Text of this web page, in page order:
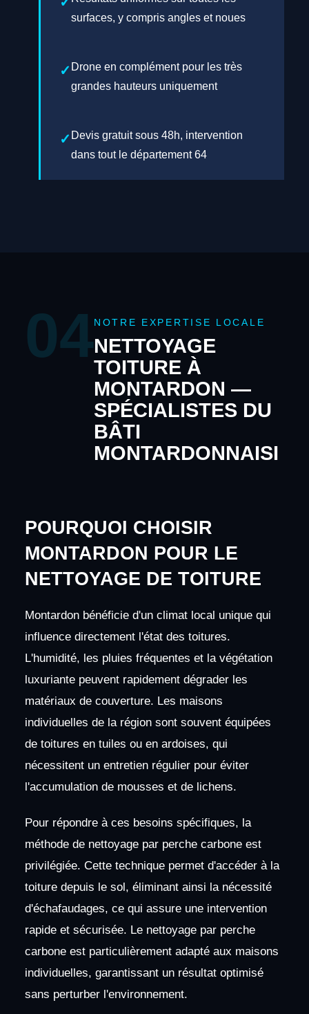
surfaces, y compris angles et noues
Drone en complément pour les très
grandes hauteurs uniquement
Devis gratuit sous 48h, intervention
dans tout le département 64
04NOTRE EXPERTISE LOCALE
NETTOYAGE
TOITURE À
MONTARDON —
SPÉCIALISTES DU
BÂTI
MONTARDONNAISI
POURQUOI CHOISIR
MONTARDON POUR LE
NETTOYAGE DE TOITURE
Montardon bénéficie d'un climat local unique qui
influence directement l'état des toitures.
L'humidité, les pluies fréquentes et la végétation
luxuriante peuvent rapidement dégrader les
matériaux de couverture. Les maisons
individuelles de la région sont souvent équipées
de toitures en tuiles ou en ardoises, qui
nécessitent un entretien régulier pour éviter
l'accumulation de mousses et de lichens.
Pour répondre à ces besoins spécifiques, la
méthode de nettoyage par perche carbone est
privilégiée. Cette technique permet d'accéder à la
toiture depuis le sol, éliminant ainsi la nécessité
d'échafaudages, ce qui assure une intervention
rapide et sécurisée. Le nettoyage par perche
carbone est particulièrement adapté aux maisons
individuelles, garantissant un résultat optimisé
sans perturber l'environnement.